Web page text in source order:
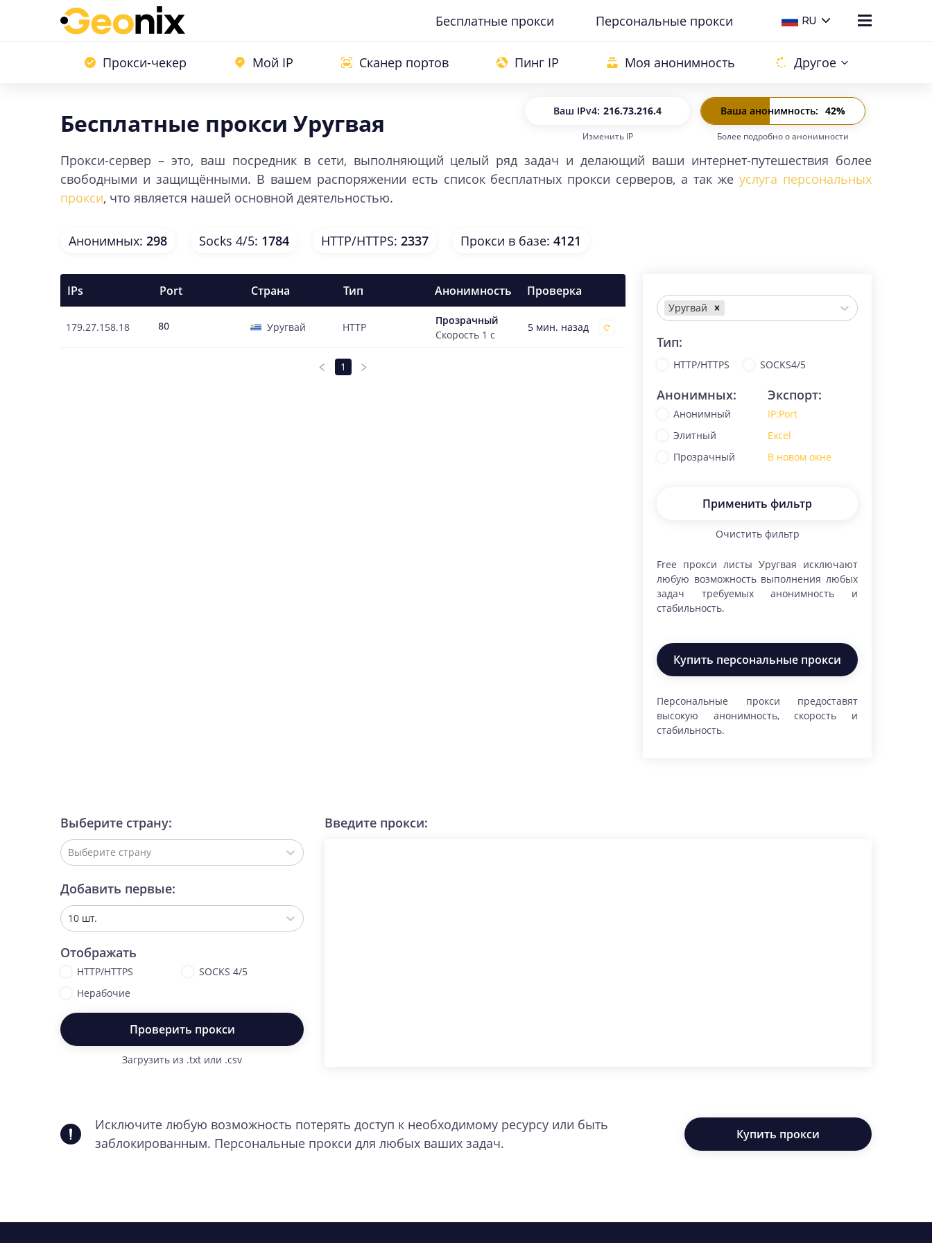
Бесплатные прокси Персональные прокси RU
Прокси-чекер Мой IP Сканер портов Пинг IP Моя анонимность Другое
Бесплатные прокси Уругвая Ваш IPv4: 216.73.216.4
Ваш IPv6: -
Изменить IP
Ваша анонимность: 42%
Более подробно о анонимности
Прокси-сервер – это, ваш посредник в сети, выполняющий целый ряд задач и делающий ваши интернет-путешествия более
свободными и защищёнными. В вашем распоряжении есть список бесплатных прокси серверов, а так жеуслуга персональных
прокси, что является нашей основной деятельностью.
Анонимных: 298 Socks 4/5: 1784 HTTP/HTTPS: 2337 Прокси в базе: 4121
IPs Port Страна Тип Анонимность Проверка
179.27.158.18 Уругвай HTTP
Прозрачный
Скорость 1 с
5 мин. назад
1
Уругвай
Тип:
HTTP/HTTPS SOCKS4/5
Анонимных:
Анонимный
Элитный
Прозрачный
Экспорт:
IP:Port
Excel
В новом окне
Применить фильтр
Очистить фильтр
Free прокси листы Уругвая исключают
любую возможность выполнения любых
задач требуемых анонимность и
стабильность.
Купить персональные прокси
Персональные прокси предоставят
высокую анонимность, скорость и
стабильность.
Выберите страну:
Выберите страну
Добавить первые:
10 шт.
Введите прокси:
Отображать
HTTP/HTTPS
SOCKS 4/5
Нерабочие
Проверить прокси
Загрузить из .txt или .csv
Исключите любую возможность потерять доступ к необходимому ресурсу или быть
заблокированным. Персональные прокси для любых ваших задач.
Купить прокси